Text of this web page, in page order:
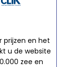
prijzen en het
u de website
zee en